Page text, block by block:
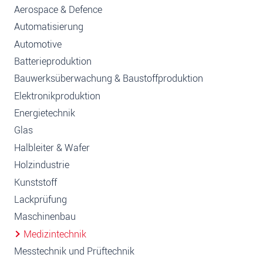
Aerospace & Defence
Automatisierung
Automotive
Batterieproduktion
Bauwerksüberwachung & Baustoffproduktion
Elektronikproduktion
Energietechnik
Glas
Halbleiter & Wafer
Holzindustrie
Kunststoff
Lackprüfung
Maschinenbau
Medizintechnik
Messtechnik und Prüftechnik